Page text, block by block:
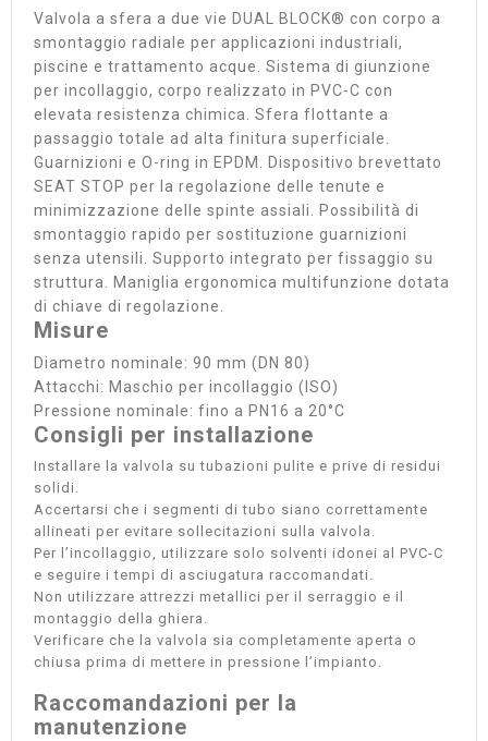
Valvola a sfera a due vie DUAL BLOCK® con corpo a
smontaggio radiale per applicazioni industriali,
piscine e trattamento acque. Sistema di giunzione
per incollaggio, corpo realizzato in PVC-C con
elevata resistenza chimica. Sfera flottante a
passaggio totale ad alta finitura superficiale.
Guarnizioni e O-ring in EPDM. Dispositivo brevettato
SEAT STOP per la regolazione delle tenute e
minimizzazione delle spinte assiali. Possibilità di
smontaggio rapido per sostituzione guarnizioni
senza utensili. Supporto integrato per fissaggio su
struttura. Maniglia ergonomica multifunzione dotata
di chiave di regolazione.
Misure
Diametro nominale: 90 mm (DN 80)
Attacchi: Maschio per incollaggio (ISO)
Pressione nominale: fino a PN16 a 20°C
Consigli per installazione
Installare la valvola su tubazioni pulite e prive di residui
solidi.
Accertarsi che i segmenti di tubo siano correttamente
allineati per evitare sollecitazioni sulla valvola.
Per l’incollaggio, utilizzare solo solventi idonei al PVC-C
e seguire i tempi di asciugatura raccomandati.
Non utilizzare attrezzi metallici per il serraggio e il
montaggio della ghiera.
Verificare che la valvola sia completamente aperta o
chiusa prima di mettere in pressione l’impianto.
Raccomandazioni per la
manutenzione